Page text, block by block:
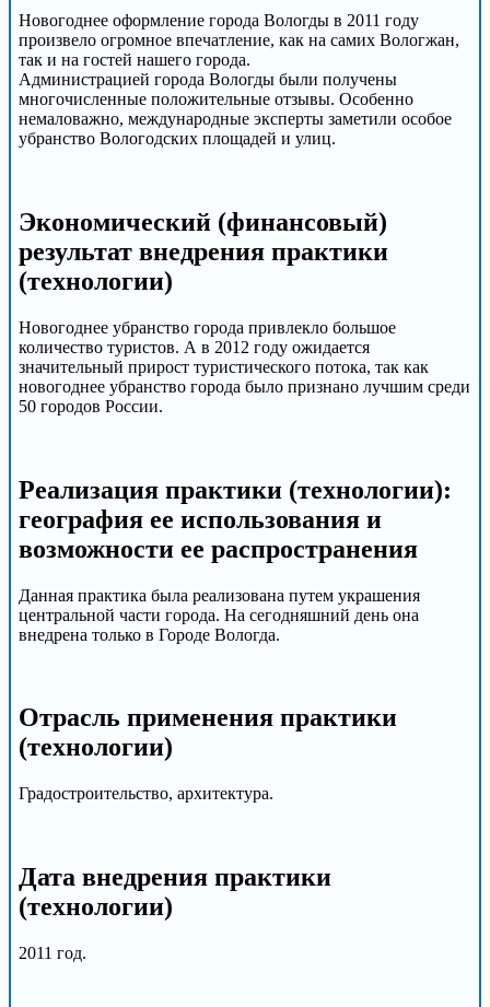
Новогоднее оформление города Вологды в 2011 году
произвело огромное впечатление, как на самих Вологжан,
так и на гостей нашего города.
Администрацией города Вологды были получены
многочисленные положительные отзывы. Особенно
немаловажно, международные эксперты заметили особое
убранство Вологодских площадей и улиц.
Экономический (финансовый)
результат внедрения практики
(технологии)
Новогоднее убранство города привлекло большое
количество туристов. А в 2012 году ожидается
значительный прирост туристического потока, так как
новогоднее убранство города было признано лучшим среди
50 городов России.
Реализация практики (технологии):
география ее использования и
возможности ее распространения
Данная практика была реализована путем украшения
центральной части города. На сегодняшний день она
внедрена только в Городе Вологда.
Отрасль применения практики
(технологии)
Градостроительство, архитектура.
Дата внедрения практики
(технологии)
2011 год.